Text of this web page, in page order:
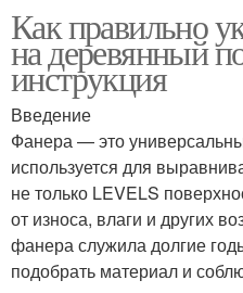
Как правильно
на деревянный
инструкция
Введение
Фанера — это
используется для
не только LEVELS
от износа, влаги и других
фанера служила долгие
подобрать материал и